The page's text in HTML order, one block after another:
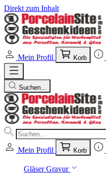
Direkt zum Inhalt
Mein Profil Korb
Suchen...
Mein Profil Korb
Gläser Gravur